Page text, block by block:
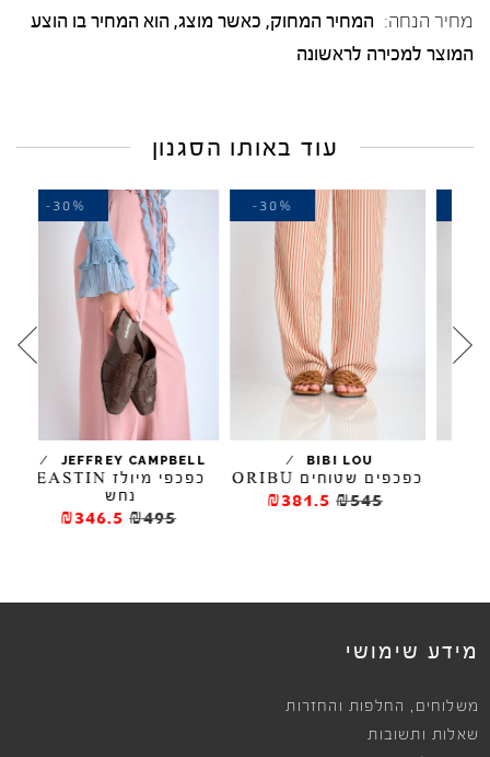
מחיר הנחה: המחיר המחוק, כאשר מוצג, הוא המחיר בו הוצע
המוצר למכירה לראשונה
עוד באותו הסגנון
BIBI LOU
/
כפכפים שטוחים ORIBU
₪545
₪381.5
-30%
JEFFREY CAMPBELL
/
כפכפי מיולז EASTIN
נחש
₪495
₪346.5
-30%
מידע שימושי
משלוחים , החלפות והחזרות
שאלות ותשובות